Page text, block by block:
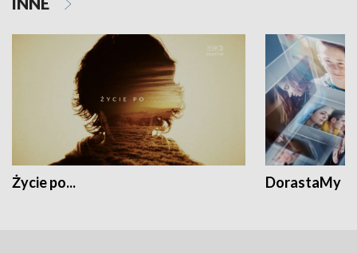
Życie po... DorastaMy